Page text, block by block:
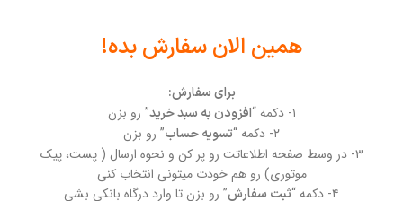
همین الان سفارش بده!
برای سفارش:
۱- دکمه “ افزودن به سبد خرید” رو بزن
۲- دکمه “
تسویه حساب” رو بزن
۳- در وسط صفحه اطلاعاتت رو پر کن و نحوه ارسال ( پست، پیک
موتوری) رو هم خودت میتونی انتخاب کنی
۴- دکمه “
ثبت سفارش” رو بزن تا وارد درگاه بانکی بشی